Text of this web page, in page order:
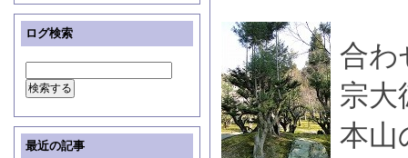
合わ
宗大
本山
ログ検索
最近の記事